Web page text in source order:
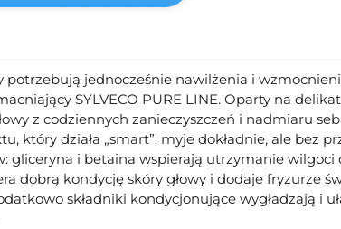
potrzebują jednocześnie nawilżenia i
SYLVECO PURE LINE. Oparty na
z codziennych zanieczyszczeń i nadmiaru
który działa „smart”: myje dokładnie, ale bez
gliceryna i betaina wspierają utrzymanie
dobrą kondycję skóry głowy i dodaje fryzurze
składniki kondycjonujące wygładzają i